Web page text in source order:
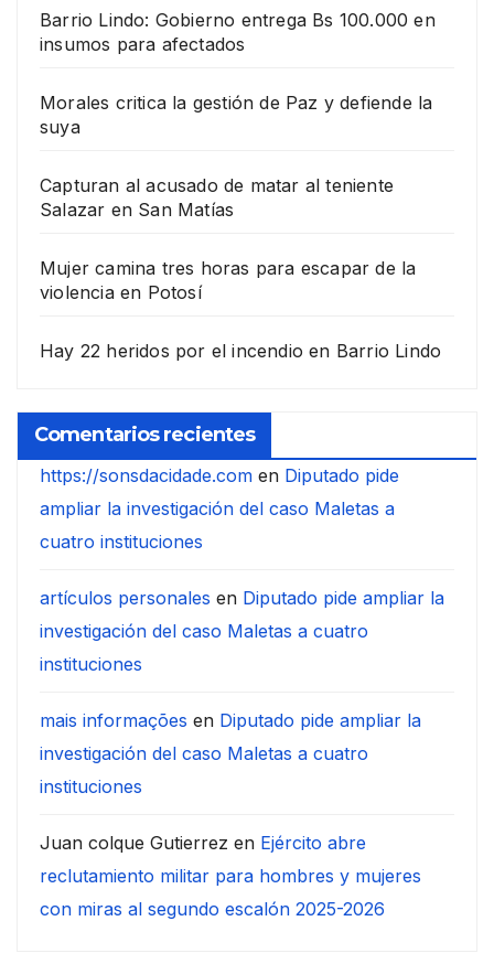
Barrio Lindo: Gobierno entrega Bs 100.000 en
insumos para afectados
Morales critica la gestión de Paz y defiende la
suya
Capturan al acusado de matar al teniente
Salazar en San Matías
Mujer camina tres horas para escapar de la
violencia en Potosí
Hay 22 heridos por el incendio en Barrio Lindo
Comentarios recientes
https://sonsdacidade.com en Diputado pide
ampliar la investigación del caso Maletas a
cuatro instituciones
artículos personales en Diputado pide ampliar la
investigación del caso Maletas a cuatro
instituciones
mais informações en Diputado pide ampliar la
investigación del caso Maletas a cuatro
instituciones
Juan colque Gutierrez en Ejército abre
reclutamiento militar para hombres y mujeres
con miras al segundo escalón 2025-2026